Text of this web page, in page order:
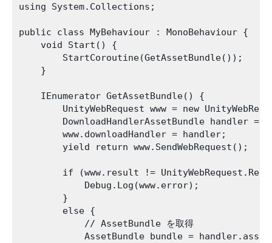
using System.Collections;
public class MyBehaviour : MonoBehaviour {
    void Start() {
        StartCoroutine(GetAssetBundle());
    }
    IEnumerator GetAssetBundle() {
UnityWebRequest www = new
DownloadHandlerAssetBundle handler =
        www.downloadHandler = handler;
        yield return www.SendWebRequest();
if (www.result !=
            Debug.Log(www.error);
        }
        else {
            // AssetBundle を取得
AssetBundle bundle =